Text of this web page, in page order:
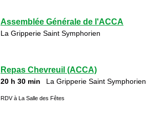
Assemblée Générale de l'ACCA
La Gripperie Saint Symphorien
Repas Chevreuil (ACCA)
20 h 30 min La Gripperie Saint Symphorien
RDV à La Salle des Fêtes